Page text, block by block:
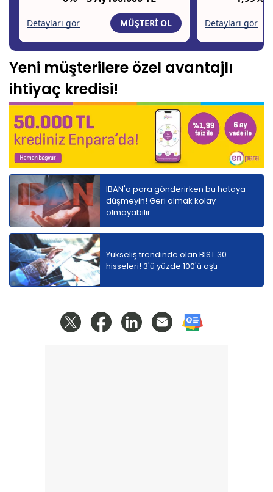
Yeni müşterilere özel avantajlı
ihtiyaç kredisi!
IBAN'a para gönderirken bu hataya
düşmeyin! Geri almak kolay
olmayabilir
Yükseliş trendinde olan BIST 30
hisseleri! 3'ü yüzde 100'ü aştı